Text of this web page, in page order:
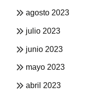
agosto 2023
julio 2023
junio 2023
mayo 2023
abril 2023